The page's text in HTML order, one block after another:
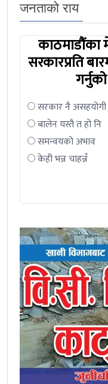
जनताको राय
काठमाडौंका
सरकारप्रति
सरकार नै असहयोगी
बालेन यस्तै त हो नि
समन्वयको अभाव
केही भन्न चाहन्नँ